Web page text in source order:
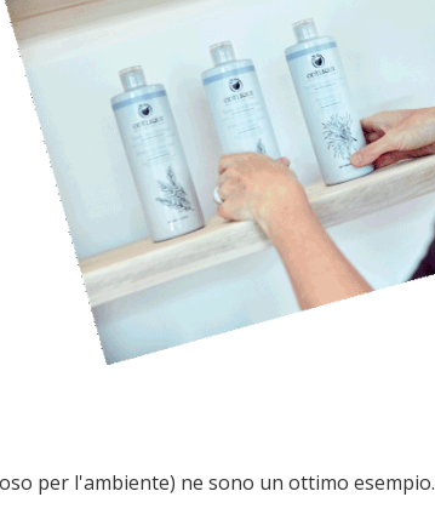
per l'ambiente) ne sono un ottimo esempio.